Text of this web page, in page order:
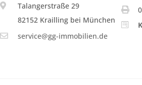
Talangerstraße 29
82152 Krailling bei München
service@gg-immobilien.de